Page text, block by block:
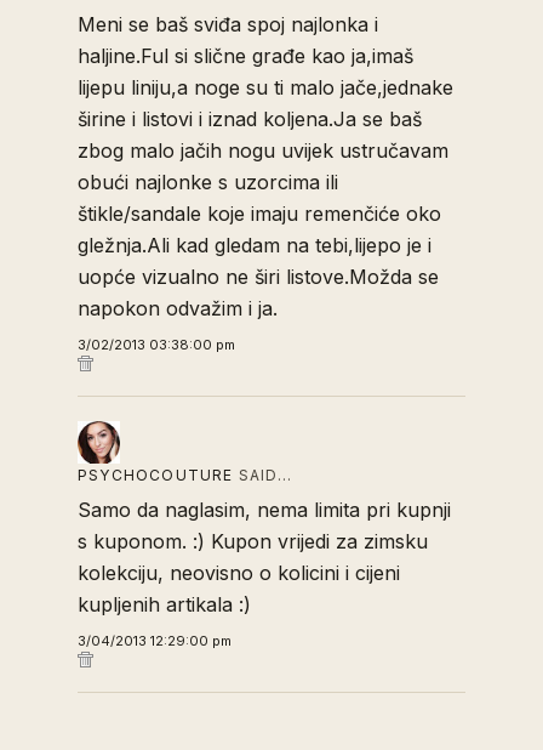
Meni se baš sviđa spoj najlonka i
haljine.Ful si slične građe kao ja,imaš
lijepu liniju,a noge su ti malo jače,jednake
širine i listovi i iznad koljena.Ja se baš
zbog malo jačih nogu uvijek ustručavam
obući najlonke s uzorcima ili
štikle/sandale koje imaju remenčiće oko
gležnja.Ali kad gledam na tebi,lijepo je i
uopće vizualno ne širi listove.Možda se
napokon odvažim i ja.
3/02/2013 03:38:00 pm
PSYCHOCOUTURE SAID…
Samo da naglasim, nema limita pri kupnji
s kuponom. :) Kupon vrijedi za zimsku
kolekciju, neovisno o kolicini i cijeni
kupljenih artikala :)
3/04/2013 12:29:00 pm